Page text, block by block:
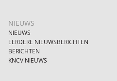
NIEUWS
NIEUWS
EERDERE NIEUWSBERICHTEN
BERICHTEN
KNCV NIEUWS